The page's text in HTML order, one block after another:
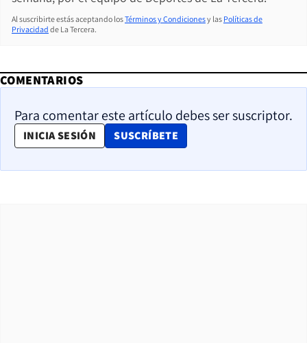
Al suscribirte estás aceptando losTérminos y Condicionesy las Políticas de
Privacidad de La Tercera.
COMENTARIOS
Para comentar este artículo debes ser suscriptor.
INICIA SESIÓN SUSCRÍBETE
OPENS IN NEW WINDOW